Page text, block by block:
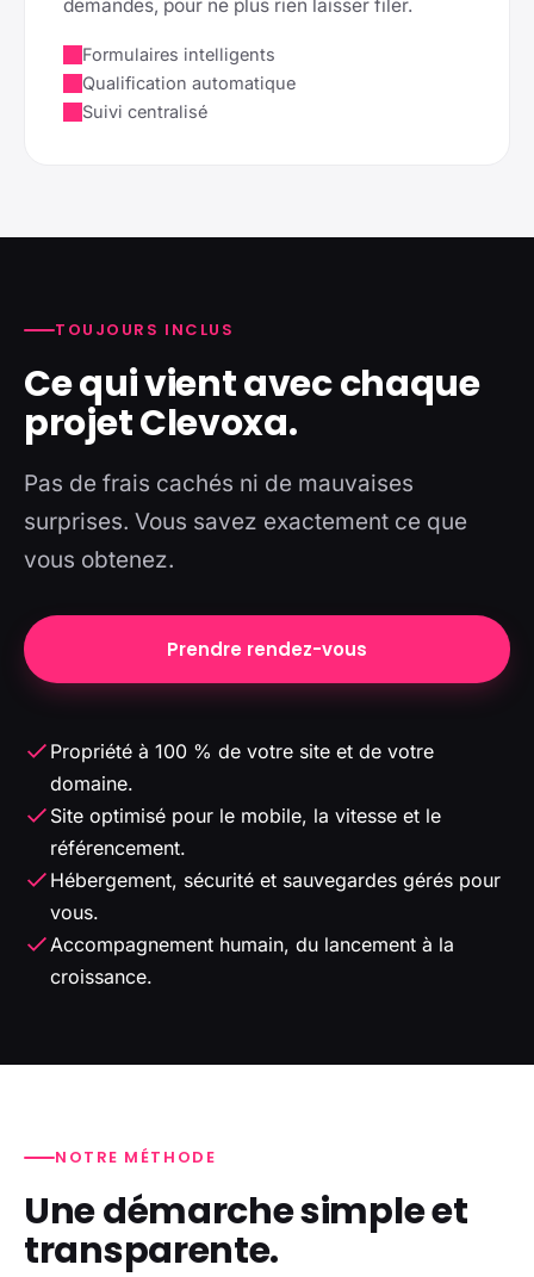
demandes, pour ne plus rien laisser filer.
Formulaires intelligents
Qualification automatique
Suivi centralisé
TOUJOURS INCLUS
Ce qui vient avec chaque
projet Clevoxa.
Pas de frais cachés ni de mauvaises
surprises. Vous savez exactement ce que
vous obtenez.
Prendre rendez-vous
Propriété à 100 % de votre site et de votre
domaine.
Site optimisé pour le mobile, la vitesse et le
référencement.
Hébergement, sécurité et sauvegardes gérés pour
vous.
Accompagnement humain, du lancement à la
croissance.
NOTRE MÉTHODE
Une démarche simple et
transparente.